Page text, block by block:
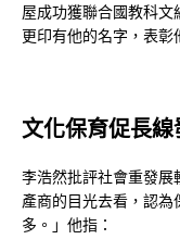
屋成功獲聯合國教科
更印有他的名字，表彰
文化保育促長線
李浩然批評社會重發
產商的目光去看，認
多。」他指：